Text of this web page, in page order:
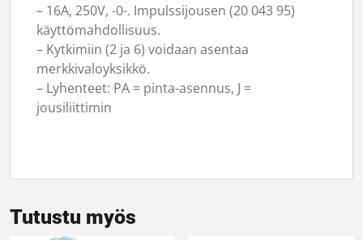
– 16A, 250V, -0-. Impulssijousen (20 043 95)
käyttömahdollisuus.
– Kytkimiin (2 ja 6) voidaan asentaa
merkkivaloyksikkö.
– Lyhenteet: PA = pinta-asennus, J =
jousiliittimin
Tutustu myös